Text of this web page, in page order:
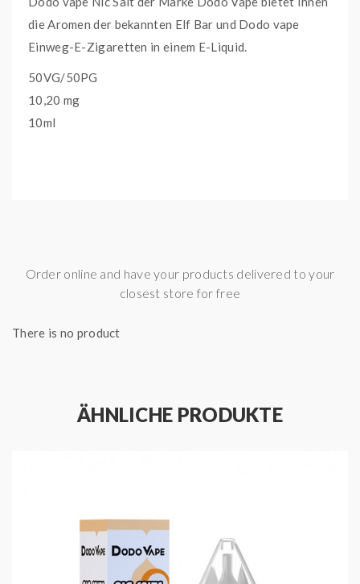
die Aromen der bekannten Elf Bar und Dodo vape
Einweg-E-Zigaretten in einem E-Liquid.
50VG/50PG
10,20 mg
10ml
Order online and have your products delivered to your
closest store for free
There is no product
ÄHNLICHE PRODUKTE